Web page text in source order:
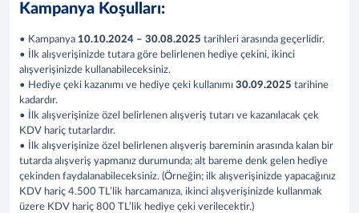
Kampanya Koşulları:
• Kampanya 10.10.2024 – 30.08.2025 tarihleri arasında geçerlidir.
• İlk alışverişinizde tutara göre belirlenen hediye çekini, ikinci
alışverişinizde kullanabileceksiniz.
• Hediye çeki kazanımı ve hediye çeki kullanımı 30.09.2025 tarihine
kadardır.
• İlk alışverişinize özel belirlenen alışveriş tutarı ve kazanılacak çek
KDV hariç tutarlardır.
• İlk alışverişinize özel belirlenen alışveriş bareminin arasında kalan bir
tutarda alışveriş yapmanız durumunda; alt bareme denk gelen hediye
çekinden faydalanabileceksiniz. (Örneğin; ilk alışverişinizde yapacağınız
KDV hariç 4.500 TL’lik harcamanıza, ikinci alışverişinizde kullanmak
üzere KDV hariç 800 TL’lik hediye çeki verilecektir.)